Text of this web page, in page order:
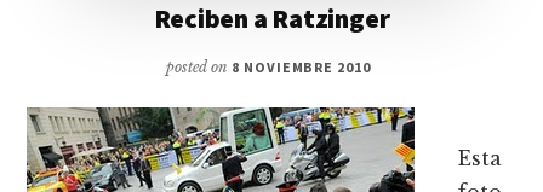
Reciben a Ratzinger
posted on 8 NOVIEMBRE 2010
Esta